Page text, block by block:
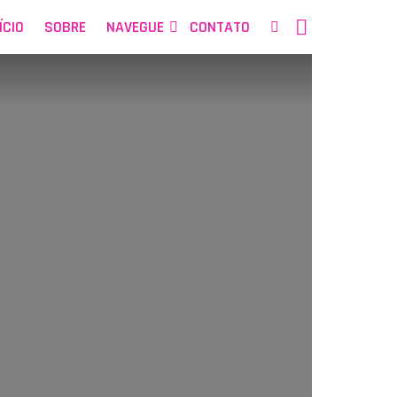
SOBRE NAVEGUE CONTATO
NOSSAS
SOCIAIS